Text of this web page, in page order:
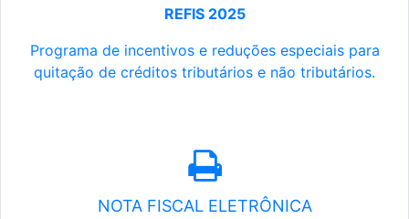
REFIS 2025
Programa de incentivos e reduções especiais para
quitação de créditos tributários e não tributários.
NOTA FISCAL ELETRÔNICA